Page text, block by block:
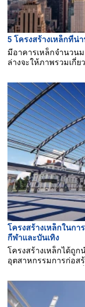
5 โครงสร้างเหล็กที่น่
มีอาคารเหล็กจำนวน
ล่างจะให้ภาพรวมเกี่
โครงสร้างเหล็กในก
กีฬาและบันเทิง
โครงสร้างเหล็กได้ถู
อุตสาหกรรมการก่อส
ด้านกีฬาและบันเทิงบา